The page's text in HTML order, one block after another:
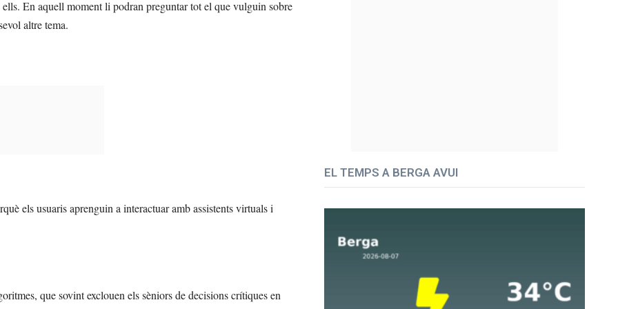
En aquell moment li podran preguntar tot el que vulguin sobre
altre tema.
els usuaris aprenguin a interactuar amb assistents virtuals i
que sovint exclouen els sèniors de decisions crítiques en
EL TEMPS A BERGA AVUI